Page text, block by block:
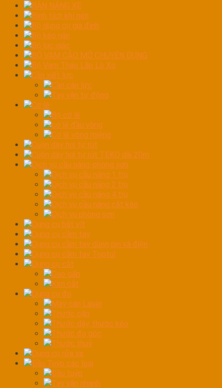
BÀN NÁNG XE
Bình tích khí nén
Bộ dụng cụ gia đình
Bộ kéo nắn
Bộ lục giác
BỘ VAM CẢO MỞ CHUYÊN DỤNG
Bộ Vam Tháo Lắp Lò Xo
Cần xiết lực
Cần cân lực
Tay vặn tự động
Cờ lê
Bộ cờ lê
cờ lê đầu vòng
Cờ lê vòng miệng
Cuộn dây hơi tự rút
Cuộn dây hơi tự rút TEKO dài 20m
Dịch vụ cầu nâng-phòng sơn
Dịch vụ cầu nâng 1 trụ
Dịch vụ cầu nâng 2 trụ
Dịch vụ cầu nâng 4 trụ
Dịch vụ cầu nâng cắt kéo
Dịch vụ phòng sơn
Dụng cụ bắt vít
Dụng cụ cầm tay
Dụng cụ cầm tay dùng pin và điện
Dụng cụ cầm tay Toptul
Dụng cụ cắt
Dao gấp
Kìm cắt
Dụng cụ đo
Máy cân Laser
Thước cặp
Thước dây, thước kéo
Thước đo góc
Thước thuỷ
Dụng cụ rửa xe
Đầu Tuýp các loại
Đầu tuýp
Tay vặn nhanh